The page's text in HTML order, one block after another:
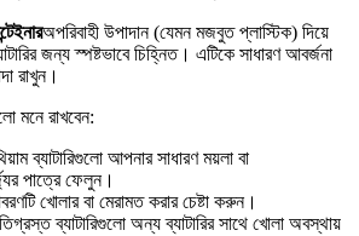
অপরিবাহী উপাদান (যেমন মজবুত প্লাস্টিক) দিয়ে
জন্য স্পষ্টভাবে চিহ্নিত। এটিকে সাধারণ আবর্জনা
রাখুন।
মনে রাখবেন:
ব্যাটারিগুলো আপনার সাধারণ ময়লা বা
পাত্রে ফেলুন।
খোলার বা মেরামত করার চেষ্টা করুন।
ব্যাটারিগুলো অন্য ব্যাটারির সাথে খোলা অবস্থায়